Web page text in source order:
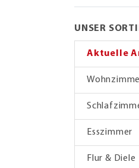
UNSER
Aktuelle
Esszimmer
Flur & Diele